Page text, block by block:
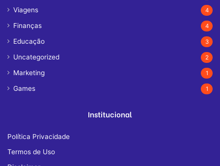
Viagens 4
Finanças 4
Educação 3
Uncategorized 2
Marketing 1
Games 1
Institucional
Política Privacidade
Termos de Uso